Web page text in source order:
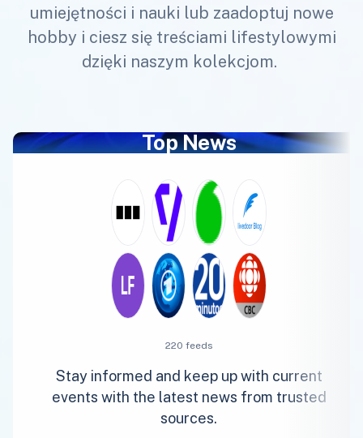
umiejętności i nauki lub zaadoptuj nowe
hobby i ciesz się treściami lifestylowymi
dzięki naszym kolekcjom.
Top News
220 feeds
Stay informed and keep up with current
events with the latest news from trusted
sources.